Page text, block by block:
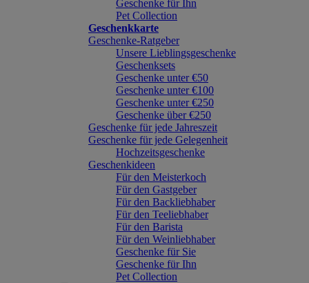
Geschenke für Ihn
Pet Collection
Geschenkkarte
Geschenke-Ratgeber
Unsere Lieblingsgeschenke
Geschenksets
Geschenke unter €50
Geschenke unter €100
Geschenke unter €250
Geschenke über €250
Geschenke für jede Jahreszeit
Geschenke für jede Gelegenheit
Hochzeitsgeschenke
Geschenkideen
Für den Meisterkoch
Für den Gastgeber
Für den Backliebhaber
Für den Teeliebhaber
Für den Barista
Für den Weinliebhaber
Geschenke für Sie
Geschenke für Ihn
Pet Collection